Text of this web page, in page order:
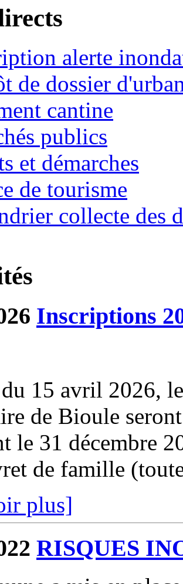
alerte
de dossier
cantine
publics
et démarches
de tourisme
collecte des
Inscriptions
15 avril 2026,
de Bioule
le 31 décembre
de famille
plus]
RISQUES